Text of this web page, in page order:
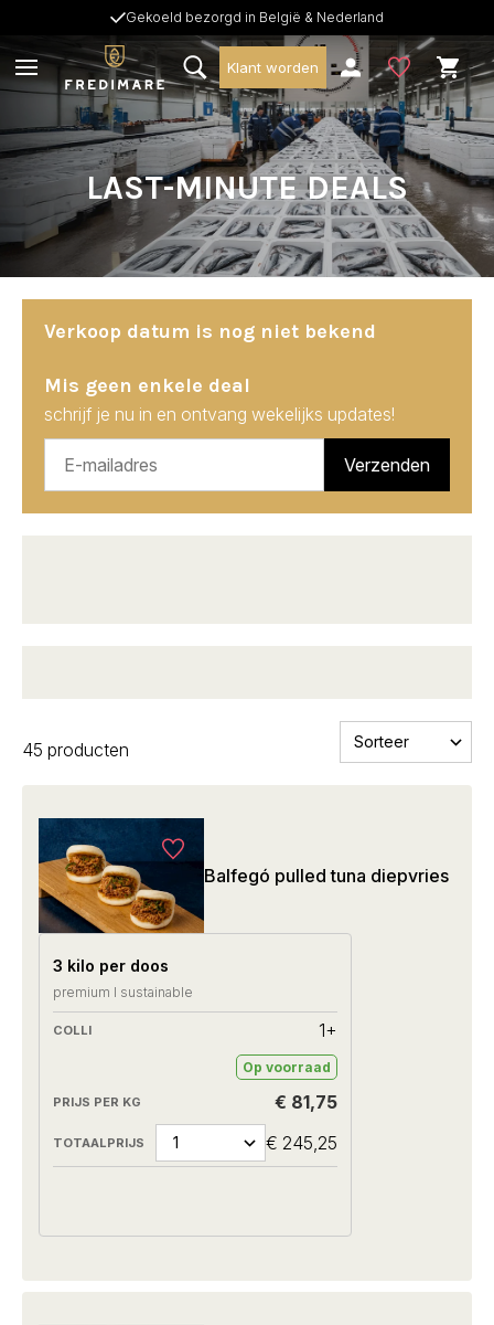
Gekoeld bezorgd in België & Nederland
Klant worden
LAST-MINUTE DEALS
Verkoop datum is nog niet bekend
Mis geen enkele deal
schrijf je nu in en ontvang wekelijks updates!
Verzenden
geleverd
45 producten
Balfegó pulled tuna diepvries
3 kilo per doos
premium I sustainable
1+
Op voorraad
€ 81,75
€ 245,25